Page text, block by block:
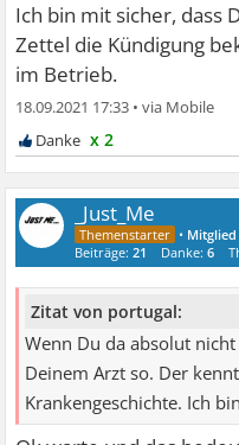
Ich bin mit sicher, dass
Zettel die Kündigung
im Betrieb.
18.09.2021 17:33 •
x 2
_Just_Me
• Mitglied
Beiträge:21 Danke:6
Zitat von portugal:
Wenn Du da absolut
Deinem Arzt so. Der
Krankengeschichte. Ich